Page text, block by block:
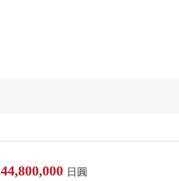
44,800,000 日圓